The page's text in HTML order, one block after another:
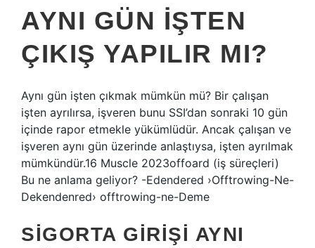
AYNI GÜN IŞTEN
ÇIKIŞ YAPILIR MI?
Aynı gün işten çıkmak mümkün mü? Bir çalışan
işten ayrılırsa, işveren bunu SSI’dan sonraki 10 gün
içinde rapor etmekle yükümlüdür. Ancak çalışan ve
işveren aynı gün üzerinde anlaştıysa, işten ayrılmak
mümkündür.16 Muscle 2023offoard (iş süreçleri)
Bu ne anlama geliyor? -Edendered ›Offtrowing-Ne-
Dekendenred› offtrowing-ne-Deme
SIGORTA GIRIŞI AYNI